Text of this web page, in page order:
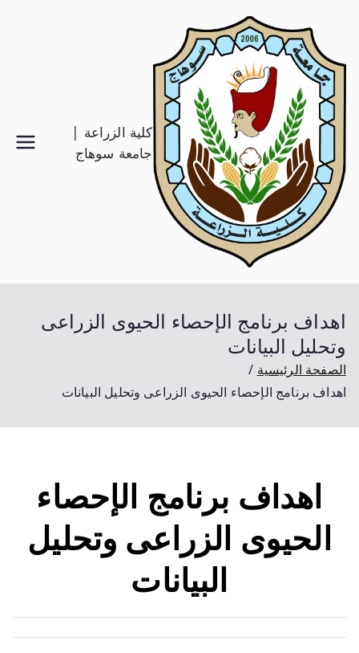
كلية الزراعة |
جامعة سوهاج
اهداف برنامج الإحصاء الحيوى الزراعى
وتحليل البيانات
الصفحة الرئيسية
اهداف برنامج الإحصاء الحيوى الزراعى وتحليل البيانات
اهداف برنامج الإحصاء
الحيوى الزراعى وتحليل
البيانات